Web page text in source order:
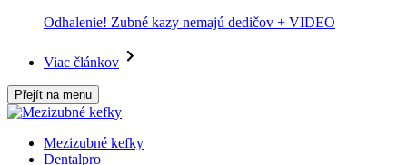
Odhalenie! Zubné kazy nemajú dedičov + VIDEO
Viac článkov
Přejít na menu
Mezizubné kefky
Dentalpro